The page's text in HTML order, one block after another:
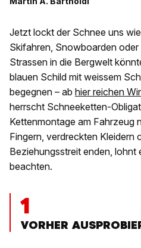
Jetzt lockt der Schnee uns
Skifahren, Snowboarden
Strassen in die Bergwelt
blauen Schild mit weissem
begegnen – ab hier reichen
herrscht Schneeketten-
Kettenmontage am Fahrzeug
Fingern, verdreckten Kleidern
Beziehungsstreit enden,
beachten.
1
VORHER